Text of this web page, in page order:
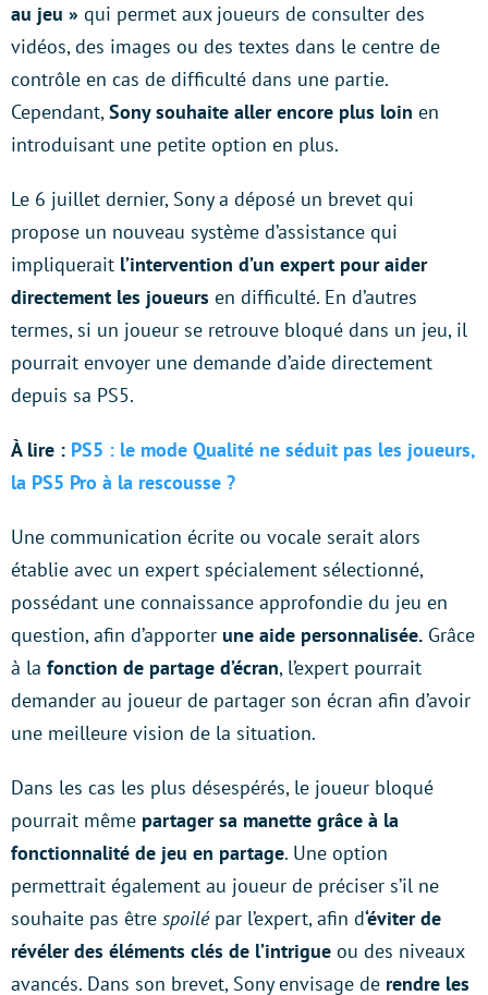
au jeu » qui permet aux joueurs de consulter des
vidéos, des images ou des textes dans le centre de
contrôle en cas de difficulté dans une partie.
Cependant,Sony souhaite aller encore plus loin en
introduisant une petite option en plus.
Le 6 juillet dernier, Sony a déposé un brevet qui
propose un nouveau système d’assistance qui
impliquerait l’intervention d’un expert pour aider
directement les joueurs en difficulté. En d’autres
termes, si un joueur se retrouve bloqué dans un jeu, il
pourrait envoyer une demande d’aide directement
depuis sa PS5.
À lire : PS5 : le mode Qualité ne séduit pas les joueurs,
la PS5 Pro à la rescousse ?
Une communication écrite ou vocale serait alors
établie avec un expert spécialement sélectionné,
possédant une connaissance approfondie du jeu en
question, afin d’apporter une aide personnalisée. Grâce
à la fonction de partage d’écran, l’expert pourrait
demander au joueur de partager son écran afin d’avoir
une meilleure vision de la situation.
Dans les cas les plus désespérés, le joueur bloqué
pourrait même partager sa manette grâce à la
fonctionnalité de jeu en partage. Une option
permettrait également au joueur de préciser s’il ne
souhaite pas être spoilépar l’expert, afin d‘éviter de
révéler des éléments clés de l’intrigue ou des niveaux
avancés. Dans son brevet, Sony envisage de rendre les